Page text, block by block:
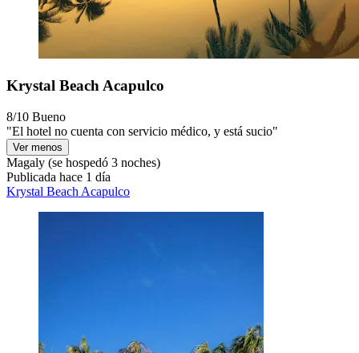
Krystal Beach Acapulco
8/10 Bueno
"El hotel no cuenta con servicio médico, y está sucio"
Ver menos
Magaly (se hospedó 3 noches)
Publicada hace 1 día
Krystal Beach Acapulco